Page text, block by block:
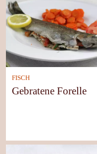
FISCH
Gebratene Forelle